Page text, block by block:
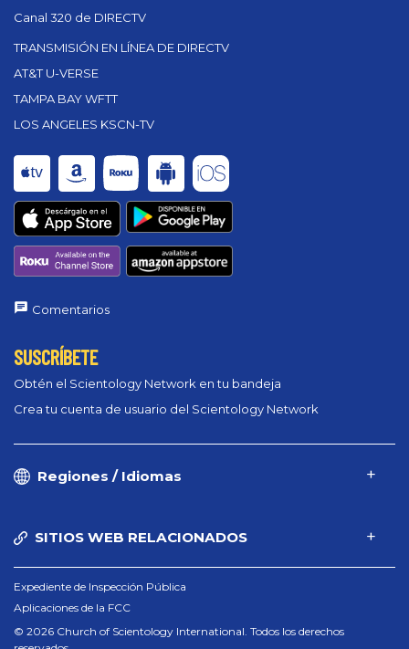
Canal 320 de DIRECTV
TRANSMISIÓN EN LÍNEA DE DIRECTV
AT&T U-VERSE
TAMPA BAY WFTT
LOS ANGELES KSCN-TV
Comentarios
SUSCRÍBETE
Obtén el Scientology Network en tu bandeja
Crea tu cuenta de usuario del Scientology Network
Regiones / Idiomas
SITIOS WEB RELACIONADOS
Expediente de Inspección Pública
Aplicaciones de la FCC
© 2026 Church of Scientology International. Todos los derechos